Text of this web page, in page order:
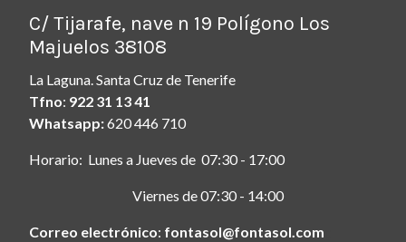
C/ Tijarafe, nave n 19 Polígono Los
Majuelos 38108
La Laguna. Santa Cruz de Tenerife
Tfno: 922 31 13 41
Whatsapp:620 446 710
Horario: Lunes a Jueves de 07:30 - 17:00
Viernes de 07:30 - 14:00
Correo electrónico: fontasol@fontasol.com